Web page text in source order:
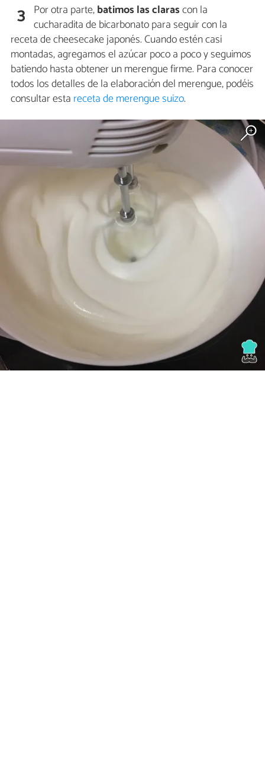
3 Por otra parte,batimos las clarascon la
cucharadita de bicarbonato para seguir con la
receta de cheesecake japonés. Cuando estén casi
montadas, agregamos el azúcar poco a poco y seguimos
batiendo hasta obtener un merengue firme. Para conocer
todos los detalles de la elaboración del merengue, podéis
consultar esta receta de merengue suizo.